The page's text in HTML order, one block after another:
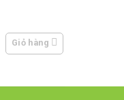
Giỏ hàng